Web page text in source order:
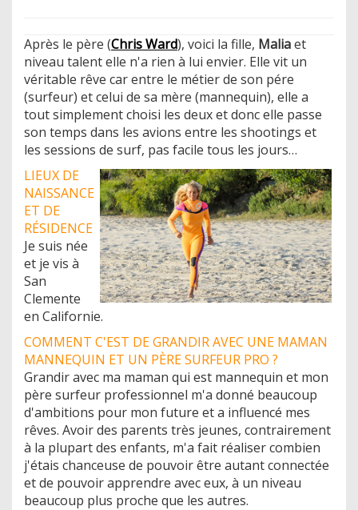
Après le père (Chris Ward), voici la fille, Maliaet
niveau talent elle n'a rien à lui envier. Elle vit un
véritable rêve car entre le métier de son pére
(surfeur) et celui de sa mère (mannequin), elle a
tout simplement choisi les deux et donc elle passe
son temps dans les avions entre les shootings et
les sessions de surf, pas facile tous les jours…
LIEUX DE
NAISSANCE
ET DE
RÉSIDENCE
Je suis née
et je vis à
San
Clemente
en Californie.
COMMENT C'EST DE GRANDIR AVEC UNE MAMAN
MANNEQUIN ET UN PÈRE SURFEUR PRO ?
Grandir avec ma maman qui est mannequin et mon
père surfeur professionnel m'a donné beaucoup
d'ambitions pour mon future et a influencé mes
rêves. Avoir des parents très jeunes, contrairement
à la plupart des enfants, m'a fait réaliser combien
j'étais chanceuse de pouvoir être autant connectée
et de pouvoir apprendre avec eux, à un niveau
beaucoup plus proche que les autres.